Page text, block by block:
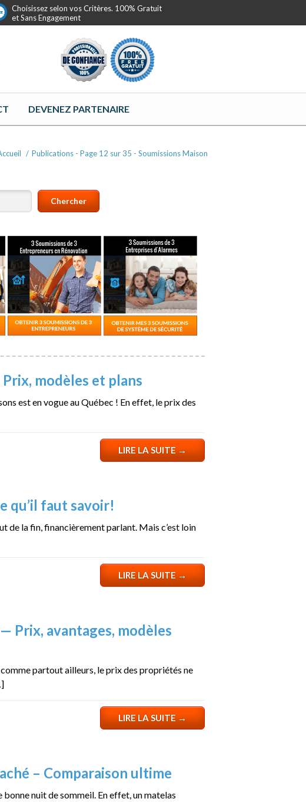
Choisissez selon vos Critères. 100% Gratuit
et Sans Engagement
DEVENEZ PARTENAIRE
/ Publications - Page 12 sur 35 - Soumissions Maison
modèles et plans
est en vogue au Québec ! En effet, le prix des
LIRE LA SUITE→
qu’il faut savoir!
de la fin, financièrement parlant. Mais c’est loin
LIRE LA SUITE→
Prix, avantages, modèles
partout ailleurs, le prix des propriétés ne
LIRE LA SUITE→
– Comparaison ultime
nuit de sommeil. En effet, un matelas